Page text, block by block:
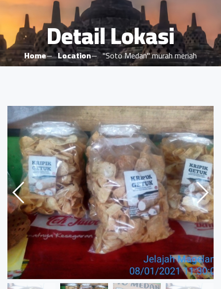
Detail Lokasi
Home Location "Soto Medan" murah meriah